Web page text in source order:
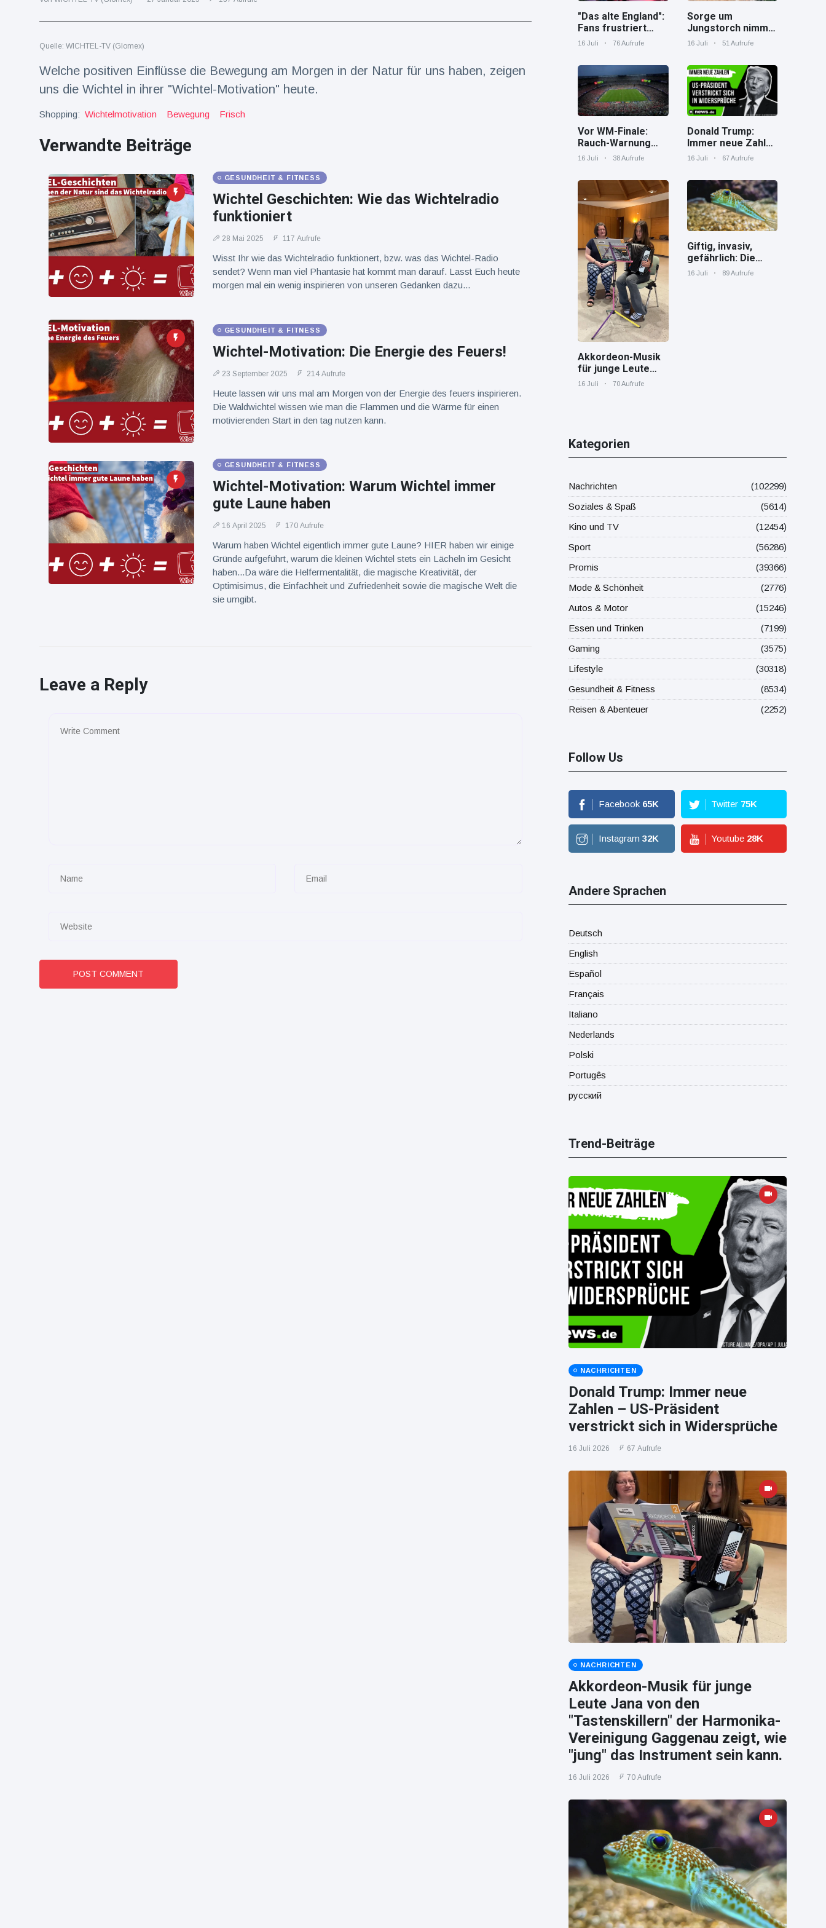
Reisen & Abenteuer (2252)
Neueste
Nachrichten
"Das alte
frustriert
Aus
16 Juli
76
Aufrufe
Sorge um
Jungstorch
nimmt
glückliche
Wendung
16 Juli
Aufrufe
Vor WM-
Rauch-
Warnung
und Hitze
York
16 Juli
38
Aufrufe
Quelle: WICHTEL-TV (Glomex)
Welche positiven Einflüsse die Bewegung am Morgen in der Natur für uns haben, zeigen
uns die Wichtel in ihrer "Wichtel-Motivation" heute.
Shopping: Wichtelmotivation Bewegung Frisch
Verwandte Beiträge
GESUNDHEIT & FITNESS
Wichtel Geschichten: Wie das Wichtelradio
funktioniert
28 Mai 2025 117 Aufrufe
Wisst Ihr wie das Wichtelradio funktionert, bzw. was das Wichtel-Radio
sendet? Wenn man viel Phantasie hat kommt man darauf. Lasst Euch heute
morgen mal ein wenig inspirieren von unseren Gedanken dazu...
GESUNDHEIT & FITNESS
Wichtel-Motivation: Die Energie des Feuers!
23 September 2025 214 Aufrufe
Heute lassen wir uns mal am Morgen von der Energie des feuers inspirieren.
Die Waldwichtel wissen wie man die Flammen und die Wärme für einen
motivierenden Start in den tag nutzen kann.
GESUNDHEIT & FITNESS
Wichtel-Motivation: Warum Wichtel immer
gute Laune haben
16 April 2025 170 Aufrufe
Warum haben Wichtel eigentlich immer gute Laune? HIER haben wir einige
Gründe aufgeführt, warum die kleinen Wichtel stets ein Lächeln im Gesicht
haben...Da wäre die Helfermentalität, die magische Kreativität, der
Optimisimus, die Einfachheit und Zufriedenheit sowie die magische Welt die
sie umgibt.
Leave a Reply
POST COMMENT
"Das alte England":
Fans frustriert
nach WM-Aus
16 Juli 76 Aufrufe
Sorge um
Jungstorch nimmt
glückliche
16 Juli 51 Aufrufe
Vor WM-Finale:
Rauch-Warnung
und Hitze in New
16 Juli 38 Aufrufe
Donald Trump:
Immer neue Zahlen
– US-Präsident
Widersprüche
16 Juli 67 Aufrufe
Akkordeon-Musik
für junge Leute
Jana von den
wie "jung" das
Instrument sein
kann.
16 Juli 70 Aufrufe
Giftig, invasiv,
gefährlich: Die
Spaßverderber im
16 Juli 89 Aufrufe
Kategorien
Nachrichten
(102299)
Soziales & Spaß
(5614)
Kino und TV
(12454)
Sport
(56286)
Promis
(39366)
Mode & Schönheit
(2776)
Autos & Motor
(15246)
Essen und Trinken
(7199)
Gaming
(3575)
Lifestyle
(30318)
Gesundheit & Fitness
(8534)
Reisen & Abenteuer
(2252)
Follow Us
Facebook 65K Twitter 75K
Instagram 32K Youtube 28K
Andere Sprachen
Deutsch
English
Español
Français
Italiano
Nederlands
Polski
Portugês
русский
Trend-Beiträge
NACHRICHTEN
Donald Trump: Immer neue
Zahlen – US-Präsident
verstrickt sich in Widersprüche
16 Juli 2026 67 Aufrufe
NACHRICHTEN
Akkordeon-Musik für junge
Leute Jana von den
"Tastenskillern" der Harmonika-
Vereinigung Gaggenau zeigt, wie
"jung" das Instrument sein kann.
16 Juli 2026 70 Aufrufe